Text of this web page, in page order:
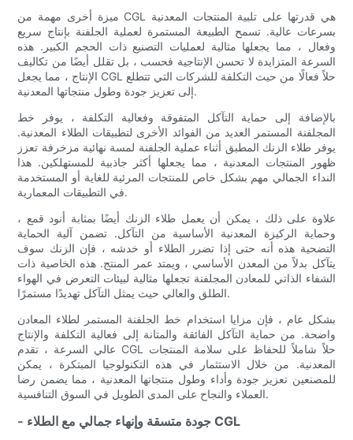
ميزة أخرى مهمة من CGL هي قدرتها على تلبية المنتجات المعدنية
بسرعات عالية. تسمح الطبيعة المستمرة لعملية الجلفنة بإنتاج سريع
وفعال ، مما يجعلها مثالية لعمليات التصنيع ذات الحجم الكبير. هذه
السرعة المتزايدة لا تحسن الإنتاجية فحسب ، بل تقلل أيضًا من تكاليف
الإنتاج ، مما يجعل CGL حلاً فعالًا من حيث التكلفة للشركات التي تتطلع
إلى تعزيز جودة وطول منتجاتها المعدنية.
بالإضافة إلى حماية التآكل المتفوقة وفعالية التكلفة ، يوفر خط
المجلفنة المستمر العديد من الفوائد الأخرى لتطبيقات الطلاء المعدنية.
يوفر طلاء الزنك المطبق أثناء عملية الجلفنة لمسة نهائية مزخرفة تعزز
ظهور المنتجات المعدنية ، مما يجعلها أكثر جاذبية للمستهلكين. هذا
النداء الجمالي مهم بشكل خاص للمنتجات المرئية للغاية أو المستخدمة
في التطبيقات المعمارية.
علاوة على ذلك ، يمكن أن يعمل طلاء الزنك أيضًا بمثابة أنود قمع ،
وحماية الركيزة المعدنية الأساسية من التآكل. تضمن آلية الحماية
التضحية هذه أنه حتى إذا تضرر الطلاء أو خدشه ، فإن الزنك سوف
يتآكل بدلاً من المعدن الأساسي ، ويمتد عمر المنتج. هذه الخاصية ذات
الشفاء الذاتي للمعادن المجلفنة تجعلها مثالية لبيئات التعرض في الهواء
الطلق والعالي حيث يمثل التآكل تهديدًا مستمرًا.
بشكل عام ، فإن مزايا استخدام خط الجلفنة المستمر لطلاء المعادن
واضحة. من حماية التآكل الفائقة والمتانة إلى فعالية التكلفة والإنتاج
عالي السرعة ، تقدم CGL حلاً شاملاً للحفاظ على سلامة المنتجات
المعدنية. من خلال الاستثمار في هذه التكنولوجيا المبتكرة ، يمكن
للمصنعين تعزيز جودة وأداء وطول منتجاتها المعدنية ، مما يضمن رضا
العملاء والنجاح على المدى الطويل في السوق التنافسية.
- جودة متسقة وإنهاء جمالي مع الطلاء CGL